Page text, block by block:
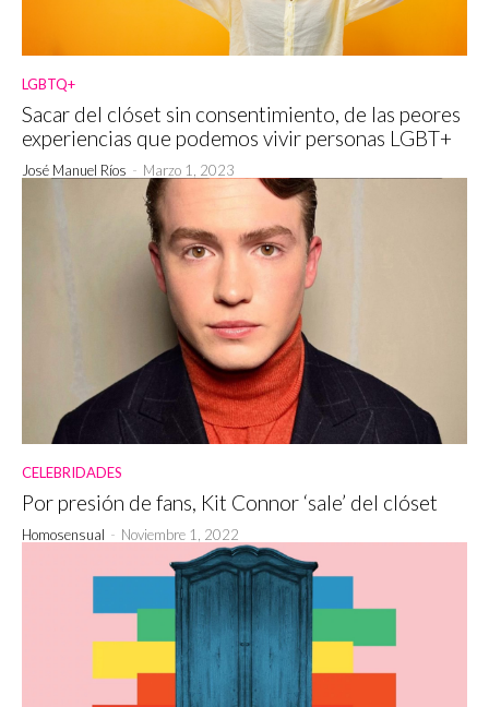
LGBTQ+
Sacar del clóset sin consentimiento, de las peores
experiencias que podemos vivir personas LGBT+
José Manuel Ríos - Marzo 1, 2023
CELEBRIDADES
Por presión de fans, Kit Connor ‘sale’ del clóset
Homosensual - Noviembre 1, 2022